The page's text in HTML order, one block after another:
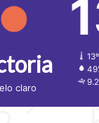
claro